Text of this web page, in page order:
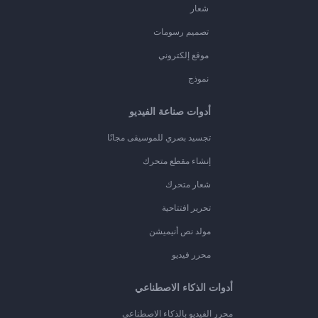
شعار
تصميم رسومات
موقع إلكتروني
نموذج
أدوات صناعة الفيديو
تجسيد بصري للموسيقى مجانًا
إنشاء مقطع متحرك
شعار متحرك
تحرير افتتاحية
مولد نص أنيميشن
محرر فيديو
أدوات الذكاء الاصطناعي
محرر الفيديو بالذكاء الاصطناعي